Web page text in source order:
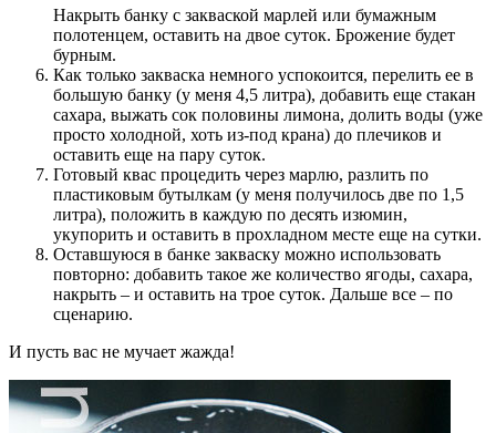
Накрыть банку с закваской марлей или бумажным
полотенцем, оставить на двое суток. Брожение будет
бурным.
Как только закваска немного успокоится, перелить ее в
большую банку (у меня 4,5 литра), добавить еще стакан
сахара, выжать сок половины лимона, долить воды (уже
просто холодной, хоть из-под крана) до плечиков и
оставить еще на пару суток.
Готовый квас процедить через марлю, разлить по
пластиковым бутылкам (у меня получилось две по 1,5
литра), положить в каждую по десять изюмин,
укупорить и оставить в прохладном месте еще на сутки.
Оставшуюся в банке закваску можно использовать
повторно: добавить такое же количество ягоды, сахара,
накрыть – и оставить на трое суток. Дальше все – по
сценарию.
И пусть вас не мучает жажда!